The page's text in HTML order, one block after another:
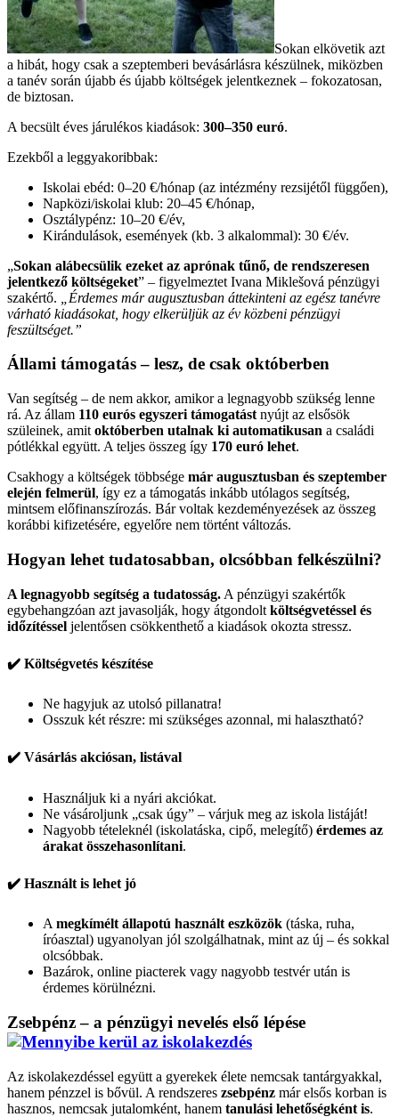
Sokan elkövetik azt
a hibát, hogy csak a szeptemberi bevásárlásra készülnek, miközben
a tanév során újabb és újabb költségek jelentkeznek – fokozatosan,
de biztosan.
A becsült éves járulékos kiadások: 300–350 euró.
Ezekből a leggyakoribbak:
Iskolai ebéd: 0–20 €/hónap (az intézmény rezsijétől függően),
Napközi/iskolai klub: 20–45 €/hónap,
Osztálypénz: 10–20 €/év,
Kirándulások, események (kb. 3 alkalommal): 30 €/év.
„Sokan alábecsülik ezeket az aprónak tűnő, de rendszeresen
jelentkező költségeket” – figyelmeztet Ivana Miklešová pénzügyi
szakértő.
„Érdemes már augusztusban áttekinteni az egész tanévre
várható kiadásokat, hogy elkerüljük az év közbeni pénzügyi
feszültséget.”
Állami támogatás – lesz, de csak októberben
Van segítség – de nem akkor, amikor a legnagyobb szükség lenne
rá. Az állam 110 eurós egyszeri támogatást nyújt az elsősök
szüleinek, amit októberben utalnak ki automatikusan a családi
pótlékkal együtt. A teljes összeg így 170 euró lehet.
Csakhogy a költségek többsége már augusztusban és szeptember
elején felmerül, így ez a támogatás inkább utólagos segítség,
mintsem előfinanszírozás. Bár voltak kezdeményezések az összeg
korábbi kifizetésére, egyelőre nem történt változás.
Hogyan lehet tudatosabban, olcsóbban felkészülni?
A legnagyobb segítség a tudatosság. A pénzügyi szakértők
egybehangzóan azt javasolják, hogy átgondolt költségvetéssel és
időzítéssel jelentősen csökkenthető a kiadások okozta stressz.
✔️ Költségvetés készítése
Ne hagyjuk az utolsó pillanatra!
Osszuk két részre: mi szükséges azonnal, mi halasztható?
✔️ Vásárlás akciósan, listával
Használjuk ki a nyári akciókat.
Ne vásároljunk „csak úgy” – várjuk meg az iskola listáját!
Nagyobb tételeknél (iskolatáska, cipő, melegítő) érdemes az
árakat összehasonlítani.
✔️ Használt is lehet jó
A megkímélt állapotú használt eszközök (táska, ruha,
íróasztal) ugyanolyan jól szolgálhatnak, mint az új – és sokkal
olcsóbbak.
Bazárok, online piacterek vagy nagyobb testvér után is
érdemes körülnézni.
Zsebpénz – a pénzügyi nevelés első lépése
Az iskolakezdéssel együtt a gyerekek élete nemcsak tantárgyakkal,
hanem pénzzel is bővül. A rendszeres zsebpénz már elsős korban is
hasznos, nemcsak jutalomként, hanem tanulási lehetőségként is.